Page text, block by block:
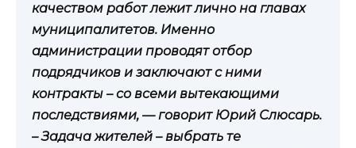
качеством работ лежит лично на главах
муниципалитетов. Именно
администрации проводят отбор
подрядчиков и заключают с ними
контракты – со всеми вытекающими
последствиями, — говорит Юрий Слюсарь.
– Задача жителей – выбрать те